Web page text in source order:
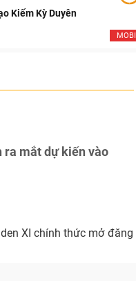
MOBI
Kiếm Kỳ Duyên
ra mắt dự kiến vào
XI chính thức mở đăng